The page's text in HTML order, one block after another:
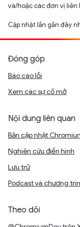
và/hoặc các đơn vị liên
Cập nhật lần gần đây
Đóng góp
Báo cáo lỗi
Xem các sự cố mở
Nội dung liên quan
Bản cập nhật
Nghiên cứu điển hình
Lưu trữ
Podcast và chương
Theo dõi